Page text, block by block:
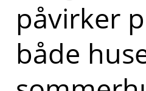
påvirker
både